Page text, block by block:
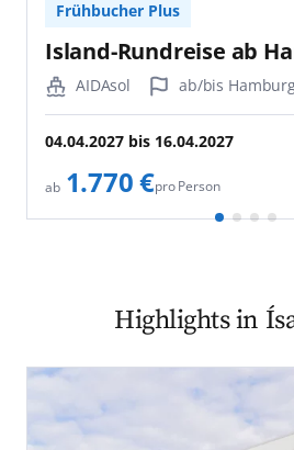
Frühbucher Plus
Island-Rundreise ab
AIDAsol ab/bis
04.04.2027 bis 16.04.2027
ab 1.770 €pro Person
Highlights in